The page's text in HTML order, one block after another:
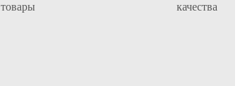
товары
качества